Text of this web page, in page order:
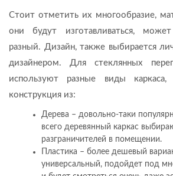
Стоит отметить их многообразие,
они будут изготавливаться,
разный. Дизайн, также выбирается
дизайнером. Для стеклянных
используют разные виды
конструкция из:
Дерева – довольно-таки
всего деревянный каркас
разграничителей в помещении.
Пластика – более дешевый
универсальный, подойдет под